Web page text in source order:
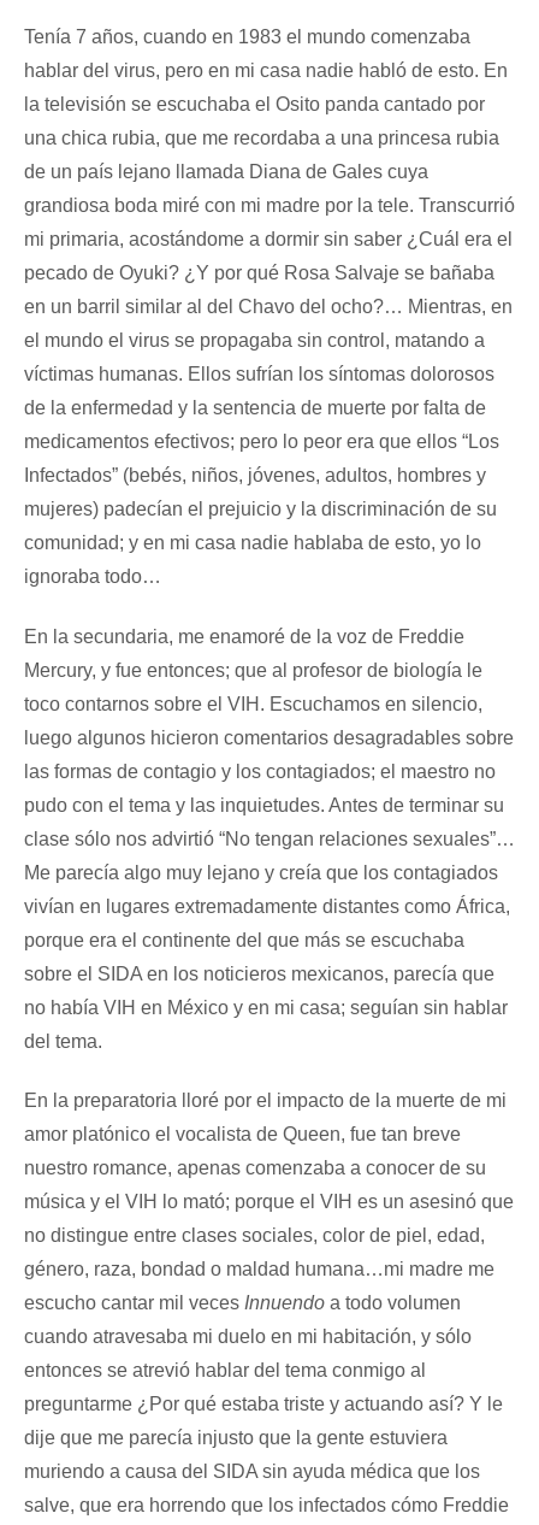
Tenía 7 años, cuando en 1983 el mundo comenzaba
hablar del virus, pero en mi casa nadie habló de esto. En
la televisión se escuchaba el Osito panda cantado por
una chica rubia, que me recordaba a una princesa rubia
de un país lejano llamada Diana de Gales cuya
grandiosa boda miré con mi madre por la tele. Transcurrió
mi primaria, acostándome a dormir sin saber ¿Cuál era el
pecado de Oyuki? ¿Y por qué Rosa Salvaje se bañaba
en un barril similar al del Chavo del ocho?… Mientras, en
el mundo el virus se propagaba sin control, matando a
víctimas humanas. Ellos sufrían los síntomas dolorosos
de la enfermedad y la sentencia de muerte por falta de
medicamentos efectivos; pero lo peor era que ellos “Los
Infectados” (bebés, niños, jóvenes, adultos, hombres y
mujeres) padecían el prejuicio y la discriminación de su
comunidad; y en mi casa nadie hablaba de esto, yo lo
ignoraba todo…
En la secundaria, me enamoré de la voz de Freddie
Mercury, y fue entonces; que al profesor de biología le
toco contarnos sobre el VIH. Escuchamos en silencio,
luego algunos hicieron comentarios desagradables sobre
las formas de contagio y los contagiados; el maestro no
pudo con el tema y las inquietudes. Antes de terminar su
clase sólo nos advirtió “No tengan relaciones sexuales”…
Me parecía algo muy lejano y creía que los contagiados
vivían en lugares extremadamente distantes como África,
porque era el continente del que más se escuchaba
sobre el SIDA en los noticieros mexicanos, parecía que
no había VIH en México y en mi casa; seguían sin hablar
del tema.
En la preparatoria lloré por el impacto de la muerte de mi
amor platónico el vocalista de Queen, fue tan breve
nuestro romance, apenas comenzaba a conocer de su
música y el VIH lo mató; porque el VIH es un asesinó que
no distingue entre clases sociales, color de piel, edad,
género, raza, bondad o maldad humana…mi madre me
escucho cantar mil veces Innuendo a todo volumen
cuando atravesaba mi duelo en mi habitación, y sólo
entonces se atrevió hablar del tema conmigo al
preguntarme ¿Por qué estaba triste y actuando así? Y le
dije que me parecía injusto que la gente estuviera
muriendo a causa del SIDA sin ayuda médica que los
salve, que era horrendo que los infectados cómo Freddie